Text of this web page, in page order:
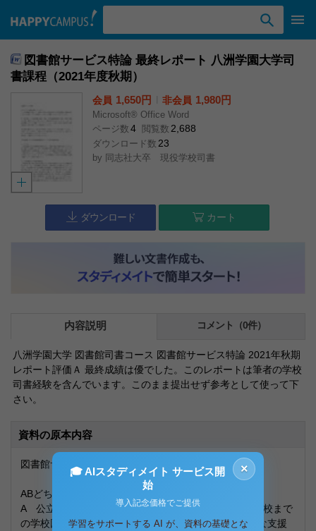
図書館サービス特論 最終レポート 八洲学園大学司
書課程（2021年度秋期）
会員 1,650円 非会員 1,980円
Microsoft® Office Word
ページ数 4 閲覧数 2,688
ダウンロード数 23
by 同志社大卒 現役学校司書
ダウンロード カート
内容説明 コメント（0件）
八洲学園大学 図書館司書コース 図書館サービス特論 2021年秋期
レポート評価Ａ 最終成績は優でした。このレポートは筆者の学校
司書経験を含んでいます。このまま提出せず参考として使って下
さい。
資料の原本内容
図書館サービス特論
ABどちらかの設問を選択してください。
A 公立図書館の司書として、地域の小学校から高等学校まで
の学校図書館との連携の担当になったと仮定し、どんな支援
×
🎓 AIスタディメイト サービス開
始
導入記念価格でご提供
学習をサポートする AI が、資料の基礎とな